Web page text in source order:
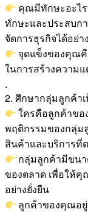
คุณมีทักษะอะไ
ทักษะและประสบ
จัดการธุรกิจได้อย่า
จุดแข็งของคุณ
ในการสร้างความ
.
2. ศึกษากลุ่มลูกค้า
ใครคือลูกค้าขอ
พฤติกรรมของกลุ่ม
สินค้าและบริการที่
กลุ่มลูกค้ามีขน
ของตลาด เพื่อให้
อย่างยั่งยืน
ลูกค้าของคุณอยู่